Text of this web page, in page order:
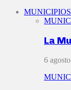
MUNICIPIOS
La
6